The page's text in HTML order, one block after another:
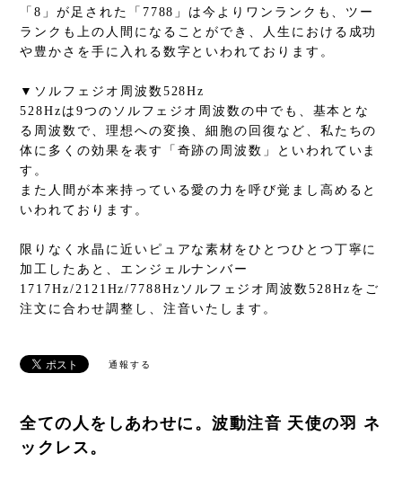
「8」が足された「7788」は今よりワンランクも、ツー
ランクも上の人間になることができ、人生における成功
や豊かさを手に入れる数字といわれております。
▼ソルフェジオ周波数528Hz
528Hzは9つのソルフェジオ周波数の中でも、基本とな
る周波数で、理想への変換、細胞の回復など、私たちの
体に多くの効果を表す「奇跡の周波数」といわれていま
す。
また人間が本来持っている愛の力を呼び覚まし高めると
いわれております。
限りなく水晶に近いピュアな素材をひとつひとつ丁寧に
加工したあと、エンジェルナンバー
1717Hz/2121Hz/7788Hzソルフェジオ周波数528Hzをご
注文に合わせ調整し、注音いたします。
通報する
全ての人をしあわせに。波動注音 天使の羽 ネ
ックレス。